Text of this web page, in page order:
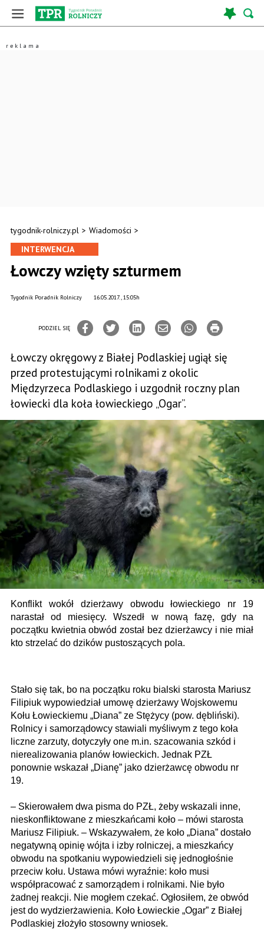
tygodnik-rolniczy.pl > Wiadomości >
INTERWENCJA
Łowczy wzięty szturmem
16.05.2017., 15:05h
Tygodnik Poradnik Rolniczy
PODZIEL SIĘ
Łowczy okręgowy z Białej Podlaskiej ugiął się
przed protestującymi rolnikami z okolic
Międzyrzeca Podlaskiego i uzgodnił roczny plan
łowiecki dla koła łowieckiego „Ogar”.
Konflikt wokół dzierżawy obwodu łowieckiego nr 19
narastał od miesięcy. Wszedł w nową fazę, gdy na
początku kwietnia obwód został bez dzierżawcy i nie miał
kto strzelać do dzików pustoszących pola.
Stało się tak, bo na początku roku bialski starosta Mariusz
Filipiuk wypowiedział umowę dzierżawy Wojskowemu
Kołu Łowieckiemu „Diana” ze Stężycy (pow. dębliński).
Rolnicy i samorządowcy stawiali myśliwym z tego koła
liczne zarzuty, dotyczyły one m.in. szacowania szkód i
nierealizowania planów łowieckich. Jednak PZŁ
ponownie wskazał „Dianę” jako dzierżawcę obwodu nr
19.
– Skierowałem dwa pisma do PZŁ, żeby wskazali inne,
nieskonfliktowane z mieszkańcami koło – mówi starosta
Mariusz Filipiuk. – Wskazywałem, że koło „Diana” dostało
negatywną opinię wójta i izby rolniczej, a mieszkańcy
obwodu na spotkaniu wypowiedzieli się jednogłośnie
przeciw kołu. Ustawa mówi wyraźnie: koło musi
współpracować z samorządem i rolnikami. Nie było
żadnej reakcji. Nie mogłem czekać. Ogłosiłem, że obwód
jest do wydzierżawienia. Koło Łowieckie „Ogar” z Białej
Podlaskiej złożyło stosowny wniosek.